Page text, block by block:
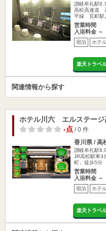
讃岐牟礼駅
高松高速道
平線 瓦町駅
営業時間
入浴料金 ～
宿泊 ホテ
楽天トラベ
関連情報から探す
ホテル川六 エルステージ
-点/ 0 件
香川県 / 高
讃岐牟礼駅
JR高松駅車3
町」徒歩5分
営業時間
入浴料金 ～
宿泊 ホテ
楽天トラベ